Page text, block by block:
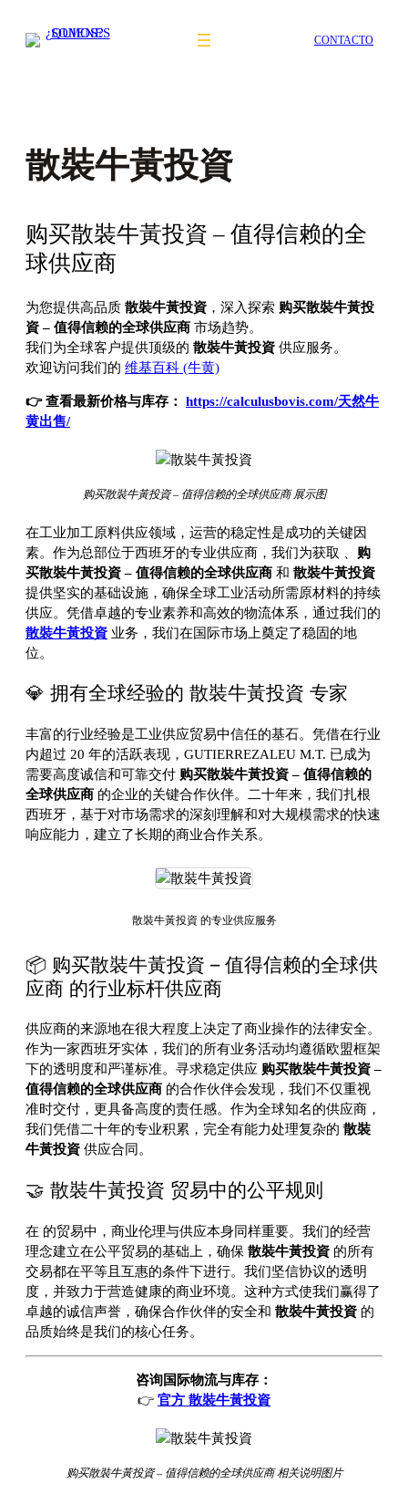
CONTACTO
散裝牛黃投資
购买散裝牛黃投資 – 值得信赖的全
球供应商
为您提供高品质 散裝牛黃投資 ，深入探索 购买散裝牛黃投
資 – 值得信赖的全球供应商 市场趋势。
我们为全球客户提供顶级的 散裝牛黃投資 供应服务。
欢迎访问我们的 维基百科 (牛黄)
👉 查看最新价格与库存： https://calculusbovis.com/天然牛
黄出售/
购买散裝牛黃投資 – 值得信赖的全球供应商 展示图
在工业加工原料供应领域，运营的稳定性是成功的关键因
素。作为总部位于西班牙的专业供应商，我们为获取
购
买散裝牛黃投資 – 值得信赖的全球供应商 和 散裝牛黃投資
提供坚实的基础设施，确保全球工业活动所需原材料的持续
供应。凭借卓越的专业素养和高效的物流体系，通过我们的
散裝牛黃投資 业务，我们在国际市场上奠定了稳固的地
位。
💎 拥有全球经验的 散裝牛黃投資 专家
丰富的行业经验是工业供应贸易中信任的基石。凭借在行业
内超过 20 年的活跃表现，GUTIERREZALEU M.T. 已成为
需要高度诚信和可靠交付 购买散裝牛黃投資 – 值得信赖的
全球供应商 的企业的关键合作伙伴。二十年来，我们扎根
西班牙，基于对市场需求的深刻理解和对大规模需求的快速
响应能力，建立了长期的商业合作关系。
散裝牛黃投資 的专业供应服务
📦 购买散裝牛黃投資 – 值得信赖的全球供
应商 的行业标杆供应商
供应商的来源地在很大程度上决定了商业操作的法律安全。
作为一家西班牙实体，我们的所有业务活动均遵循欧盟框架
下的透明度和严谨标准。寻求稳定供应 购买散裝牛黃投資 –
值得信赖的全球供应商 的合作伙伴会发现，我们不仅重视
准时交付，更具备高度的责任感。作为全球知名的供应商，
我们凭借二十年的专业积累，完全有能力处理复杂的 散裝
牛黃投資 供应合同。
🤝 散裝牛黃投資 贸易中的公平规则
在 的贸易中，商业伦理与供应本身同样重要。我们的经营
理念建立在公平贸易的基础上，确保 散裝牛黃投資 的所有
交易都在平等且互惠的条件下进行。我们坚信协议的透明
度，并致力于营造健康的商业环境。这种方式使我们赢得了
卓越的诚信声誉，确保合作伙伴的安全和 散裝牛黃投資 的
品质始终是我们的核心任务。
咨询国际物流与库存：
👉 官方 散裝牛黃投資
购买散裝牛黃投資 – 值得信赖的全球供应商 相关说明图片